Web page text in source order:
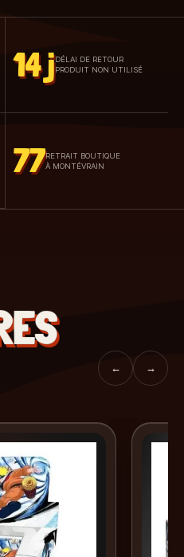
14 jDÉLAI DE RETOUR
PRODUIT NON UTILISÉ
77RETRAIT BOUTIQUE
À MONTÉVRAIN
← →